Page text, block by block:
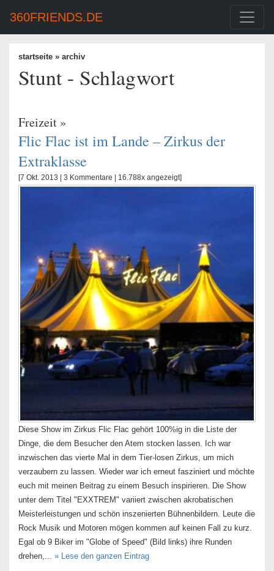
360FRIENDS.DE
startseite » archiv
Stunt - Schlagwort
Freizeit »
Flic Flac ist im Lande – Zirkus der
Extraklasse
[7 Okt. 2013 | 3 Kommentare | 16.788x angezeigt]
Diese Show im Zirkus Flic Flac gehört 100%ig in die Liste der
Dinge, die dem Besucher den Atem stocken lassen. Ich war
inzwischen das vierte Mal in dem Tier-losen Zirkus, um mich
verzaubern zu lassen. Wieder war ich erneut fasziniert und möchte
euch mit meinen Beitrag zu einem Besuch inspirieren. Die Show
unter dem Titel "EXXTREM" variiert zwischen akrobatischen
Meisterleistungen und schön inszenierten Bühnenbildern. Leute die
Rock Musik und Motoren mögen kommen auf keinen Fall zu kurz.
Egal ob 9 Biker im "Globe of Speed" (Bild links) ihre Runden
drehen,... » Lese den ganzen Eintrag